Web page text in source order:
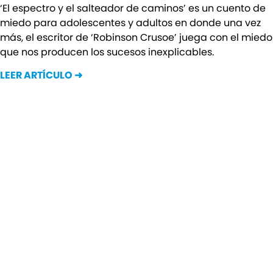
‘El espectro y el salteador de caminos’ es un cuento de
miedo para adolescentes y adultos en donde una vez
más, el escritor de ‘Robinson Crusoe’ juega con el miedo
que nos producen los sucesos inexplicables.
LEER ARTÍCULO ➜